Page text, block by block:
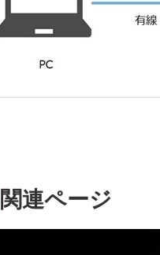
関連ページ